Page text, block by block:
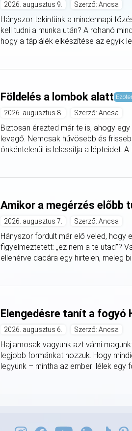
2026. augusztus 9. Szerző: Ancsa
Hányszor tekintünk a mindennapi
kell tudni a munka után? A rohanó
hogy a táplálék elkészítése az egyik
Földelés a lombok alatt
2026. augusztus 8. Szerző: Ancsa
Biztosan érezted már te is, ahogy
levegő. Nemcsak hűvösebb és
önkéntelenül is lelassítja a lépteidet.
Amikor a megérzés előbb
2026. augusztus 7. Szerző: Ancsa
Hányszor fordult már elő veled,
figyelmeztetett: „ez nem a te utad”?
ellenérve dacára egy hirtelen, meleg
Elengedésre tanít a fogyó
2026. augusztus 6. Szerző: Ancsa
Hajlamosak vagyunk azt várni
legjobb formánkat hozzuk. Hogy
legyünk – mintha az emberi lélek egy